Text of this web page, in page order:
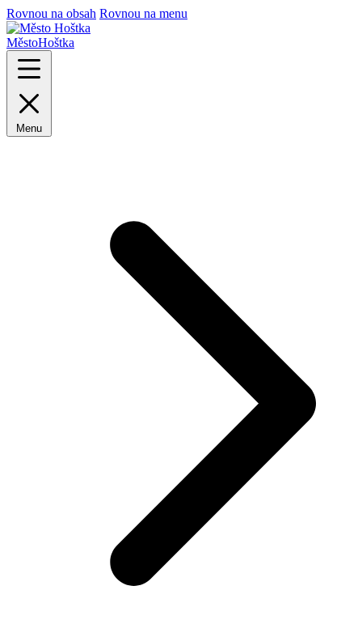
Rovnou na obsah Rovnou na menu
MěstoHoštka
Menu